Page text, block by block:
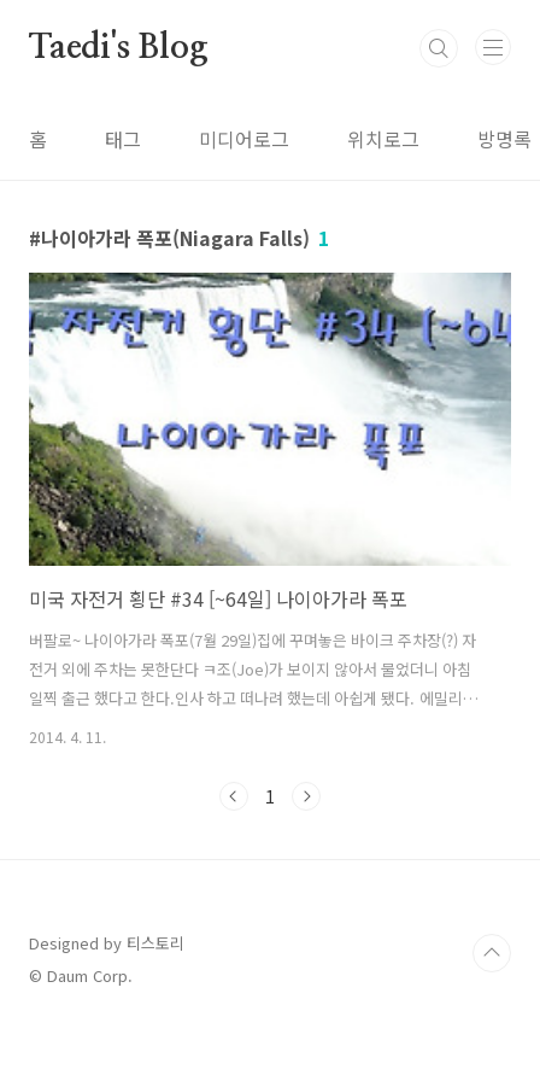
Taedi's Blog
홈 태그 미디어로그 위치로그 방명록
나이아가라 폭포(Niagara Falls) 1
미국 자전거 횡단 #34 [~64일] 나이아가라 폭포
버팔로~ 나이아가라 폭포(7월 29일)집에 꾸며놓은 바이크 주차장(?) 자
전거 외에 주차는 못한단다 ㅋ조(Joe)가 보이지 않아서 물었더니 아침
일찍 출근 했다고 한다.인사 하고 떠나려 했는데 아쉽게 됐다. 에밀리
(emmalee)가 오늘밤 지낼 웜샤워 호스트 구했냐고 해서 구하지못했다
다고 했다. 웜샤워에 가입된 회원은 아니지만 부탁을 하면하루 잘 수 있
2014. 4. 11.
1
Designed by 티스토리
© Daum Corp.